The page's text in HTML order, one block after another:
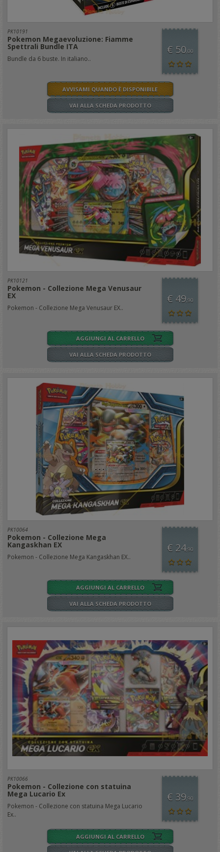
PK10191
Pokemon Megaevoluzione: Fiamme
Spettrali Bundle ITA
Bundle da 6 buste. In italiano..
€ 50,00
AVVISAMI QUANDO È DISPONIBILE
VAI ALLA SCHEDA PRODOTTO
PK10121
Pokemon - Collezione Mega Venusaur
EX
Pokemon - Collezione Mega Venusaur EX..
€ 49,90
AGGIUNGI AL CARRELLO
VAI ALLA SCHEDA PRODOTTO
PK10064
Pokemon - Collezione Mega
Kangaskhan EX
Pokemon - Collezione Mega Kangaskhan EX..
€ 24,90
AGGIUNGI AL CARRELLO
VAI ALLA SCHEDA PRODOTTO
PK10066
Pokemon - Collezione con statuina
Mega Lucario Ex
Pokemon - Collezione con statuina Mega Lucario
Ex..
€ 39,90
AGGIUNGI AL CARRELLO